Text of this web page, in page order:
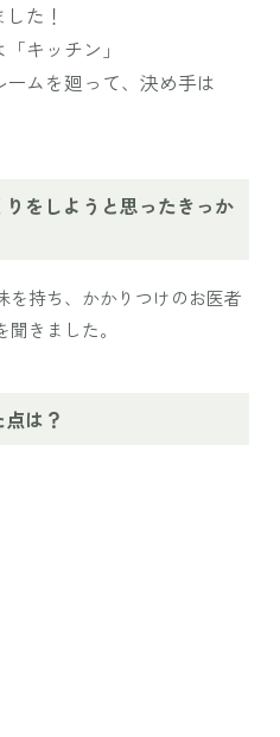
た！
キッチン」
ムを廻って、決め手は
をしようと思ったきっか
を持ち、かかりつけのお医者
きました。
は？